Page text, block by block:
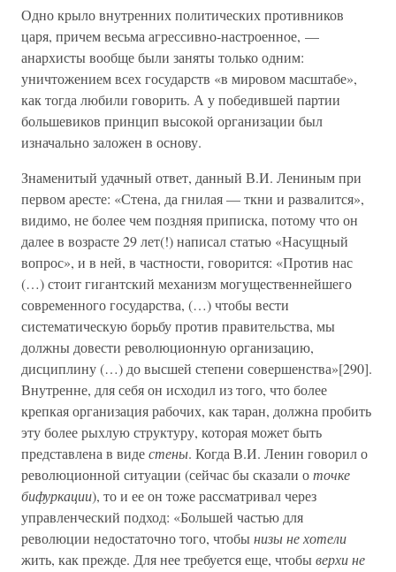
Одно крыло внутренних политических противников
царя, причем весьма агрессивно-настроенное, —
анархисты вообще были заняты только одним:
уничтожением всех государств «в мировом масштабе»,
как тогда любили говорить. А у победившей партии
большевиков принцип высокой организации был
изначально заложен в основу.
Знаменитый удачный ответ, данный В.И. Лениным при
первом аресте: «Стена, да гнилая — ткни и развалится»,
видимо, не более чем поздняя приписка, потому что он
далее в возрасте 29 лет(!) написал статью «Насущный
вопрос», и в ней, в частности, говорится: «Против нас
(…) стоит гигантский механизм могущественнейшего
современного государства, (…) чтобы вести
систематическую борьбу против правительства, мы
должны довести революционную организацию,
дисциплину (…) до высшей степени совершенства»[290].
Внутренне, для себя он исходил из того, что более
крепкая организация рабочих, как таран, должна пробить
эту более рыхлую структуру, которая может быть
представлена в видестены. Когда В.И. Ленин говорил о
революционной ситуации (сейчас бы сказали оточке
бифуркации), то и ее он тоже рассматривал через
управленческий подход: «Большей частью для
революции недостаточно того, чтобынизы не хотели
жить, как прежде. Для нее требуется еще, чтобыверхи не